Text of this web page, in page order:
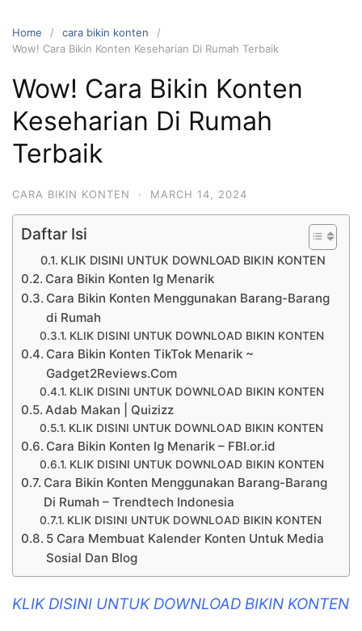
Home
cara bikin konten
Wow! Cara Bikin Konten Keseharian Di Rumah Terbaik
Wow! Cara Bikin Konten
Keseharian Di Rumah
Terbaik
CARA BIKIN KONTEN · MARCH 14, 2024
Daftar Isi
KLIK DISINI UNTUK DOWNLOAD BIKIN KONTEN
Cara Bikin Konten Ig Menarik
Cara Bikin Konten Menggunakan Barang-Barang
di Rumah
KLIK DISINI UNTUK DOWNLOAD BIKIN KONTEN
Cara Bikin Konten TikTok Menarik ~
Gadget2Reviews.Com
KLIK DISINI UNTUK DOWNLOAD BIKIN KONTEN
Adab Makan | Quizizz
KLIK DISINI UNTUK DOWNLOAD BIKIN KONTEN
Cara Bikin Konten Ig Menarik – FBI.or.id
KLIK DISINI UNTUK DOWNLOAD BIKIN KONTEN
Cara Bikin Konten Menggunakan Barang-Barang
Di Rumah – Trendtech Indonesia
KLIK DISINI UNTUK DOWNLOAD BIKIN KONTEN
5 Cara Membuat Kalender Konten Untuk Media
Sosial Dan Blog
KLIK DISINI UNTUK DOWNLOAD BIKIN KONTEN